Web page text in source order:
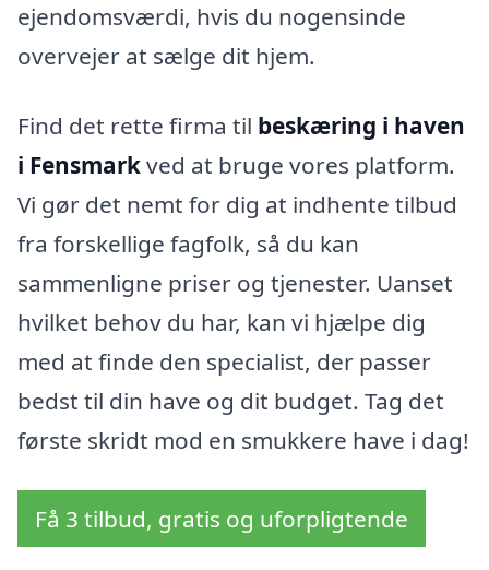
ejendomsværdi, hvis du nogensinde
overvejer at sælge dit hjem.
Find det rette firma til beskæring i haven
i Fensmarkved at bruge vores platform.
Vi gør det nemt for dig at indhente tilbud
fra forskellige fagfolk, så du kan
sammenligne priser og tjenester. Uanset
hvilket behov du har, kan vi hjælpe dig
med at finde den specialist, der passer
bedst til din have og dit budget. Tag det
første skridt mod en smukkere have i dag!
Få 3 tilbud, gratis og uforpligtende